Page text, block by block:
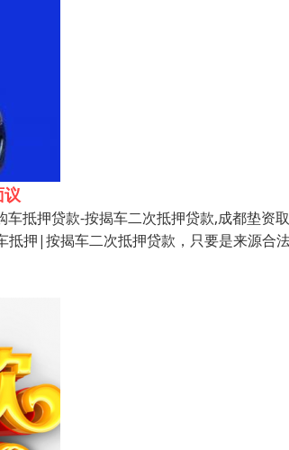
议
抵押贷款-按揭车二次抵押贷款,成都垫资
押|按揭车二次抵押贷款，只要是来源合